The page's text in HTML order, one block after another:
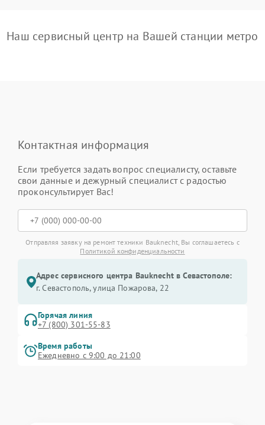
Наш сервисный центр на Вашей станции метро
Контактная информация
Если требуется задать вопрос специалисту, оставьте
свои данные и дежурный специалист с радостью
проконсультирует Вас!
Отправляя заявку на ремонт техники Bauknecht, Вы соглашаетесь с
Политикой конфиденциальности
Адрес сервисного центра Bauknecht в Севастополе:
г. Севастополь, улица Пожарова, 22
Горячая линия
+7 (800) 301-55-83
Время работы
Ежедневно с 9:00 до 21:00